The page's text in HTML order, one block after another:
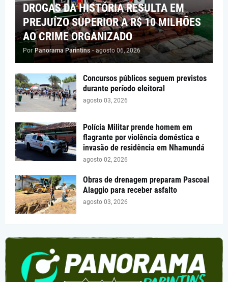
DROGAS DA HISTÓRIA RESULTA EM
PREJUÍZO SUPERIOR A R$ 10 MILHÕES
AO CRIME ORGANIZADO
Por Panorama Parintins - agosto 06, 2026
Concursos públicos seguem previstos
durante período eleitoral
agosto 03, 2026
Polícia Militar prende homem em
flagrante por violência doméstica e
invasão de residência em Nhamundá
agosto 02, 2026
Obras de drenagem preparam Pascoal
Alaggio para receber asfalto
agosto 03, 2026